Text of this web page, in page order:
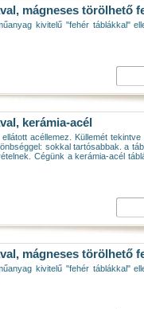
mágneses törölhető
kivitelű "fehér táblákkal"
kerámia-acél
acéllemez. Küllemét tekintve
sokkal tartósabbak. a
Cégünk a kerámia-acél
mágneses törölhető
kivitelű "fehér táblákkal"